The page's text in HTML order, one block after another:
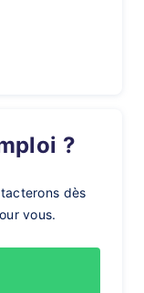
?
dès
vous.